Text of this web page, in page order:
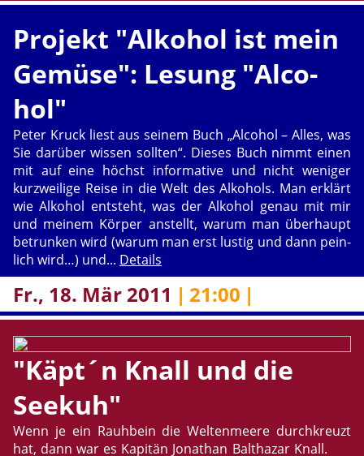
Pro­jekt "Al­ko­hol ist mein
Ge­mü­se": Le­sung "Al­co­
hol"
Peter Kruck liest aus sei­nem Buch „Al­co­hol – Alles, was
Sie dar­über wis­sen soll­ten“. Die­ses Buch nimmt einen
mit auf eine höchst in­for­ma­ti­ve und nicht we­ni­ger
kurz­wei­li­ge Reise in die Welt des Al­ko­hols. Man er­klärt
wie Al­ko­hol ent­steht, was der Al­ko­hol genau mit mir
und mei­nem Kör­per an­stellt, warum man über­haupt
be­trun­ken wird (warum man erst lus­tig und dann pein­
lich wird…) und... De­tails
Fr., 18. Mär 2011 | 21:00 |
"Käpt´n Knall und die
See­kuh"
Wenn je ein Rauh­bein die Wel­ten­mee­re durch­kreuzt
hat, dann war es Ka­pi­tän Jo­na­than Bal­t­ha­zar Knall.